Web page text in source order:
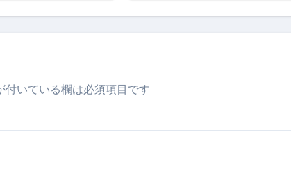
付いている欄は必須項目です